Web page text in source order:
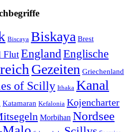
Biscaya Biskaya Brest
FlutEnglandEnglische
Gezeiten Griechenland
of Scilly Ithaka Kanal
Katamaran Kefalonia Kojencharter
Morbihan Nordsee